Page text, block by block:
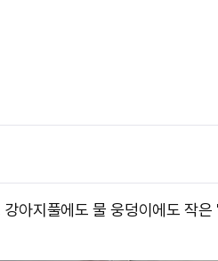
아지풀에도 물 웅덩이에도 작